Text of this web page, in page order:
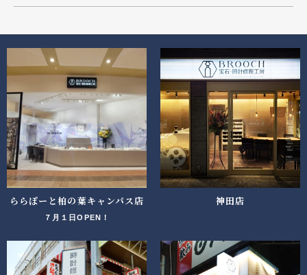
ららぽーと柏の葉キャンパス店
７月１日OPEN！
神田店